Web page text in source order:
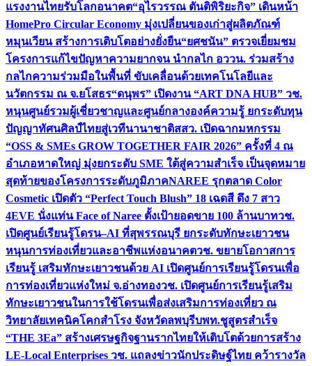
แรงงานไทยรับโลกอนาคต“อุไรวรรณ ตันติพิริยะกิจ” เดินหน้า
HomePro Circular Economy มุ่งเปลี่ยนของเก่าสู่ผลิตภัณฑ์
หมุนเวียน สร้างการเติบโตอย่างยั่งยืน“ยศชนัน” ตรวจเยี่ยมชม
โครงการแก้ไขปัญหาความยากจน นำกลไก อววน. ร่วมสร้าง
กลไกความร่วมมือในพื้นที่ ขับเคลื่อนด้วยเทคโนโลยีและ
นวัตกรรม ณ จ.ยโสธร“ดนุพร” เปิดงาน “ART DNA HUB” วช.
หนุนศูนย์รวมผู้เชี่ยวชาญและศูนย์กลางองค์ความรู้ ยกระดับทุน
ปัญญาทัศนศิลป์ไทยสู่เวทีนานาชาติสสว. เปิดฉากมหกรรม
“OSS & SMEs GROW TOGETHER FAIR 2026” ครั้งที่ 4 ณ
อำเภอหาดใหญ่ มุ่งยกระดับ SME ใต้สู่ความสำเร็จ เป็นจุดหมาย
สุดท้ายของโครงการระดับภูมิภาคNAREE รุกตลาด Color
Cosmetic เปิดตัว “Perfect Touch Blush” 18 เฉดสี ดึง 7 สาว
4EVE นั่งแท่น Face of Naree ตั้งเป้ายอดขาย 100 ล้านบาทวช.
เปิดศูนย์เรียนรู้โดรน–AI ที่สุพรรณบุรี ยกระดับทักษะเยาวชน
หนุนการท่องเที่ยวและอาชีพแห่งอนาคตวช. ขยายโอกาสการ
เรียนรู้ เสริมทักษะเยาวชนด้วย AI เปิดศูนย์การเรียนรู้โดรนเพื่อ
การท่องเที่ยวแห่งใหม่ จ.อ่างทองวช. เปิดศูนย์การเรียนรู้เสริม
ทักษะเยาวชนในการใช้โดรนเพื่อส่งเสริมการท่องเที่ยว ณ
วิทยาลัยเทคนิคโคกสำโรง จังหวัดลพบุรีบพท.ชูสูตรสำเร็จ
“THE 3Ea” สร้างเศรษฐกิจฐานรากไทยให้เติบโตด้วยการสร้าง
LE-Local Enterprises วช. แถลงข่าวนักประดิษฐ์ไทย คว้ารางวัล